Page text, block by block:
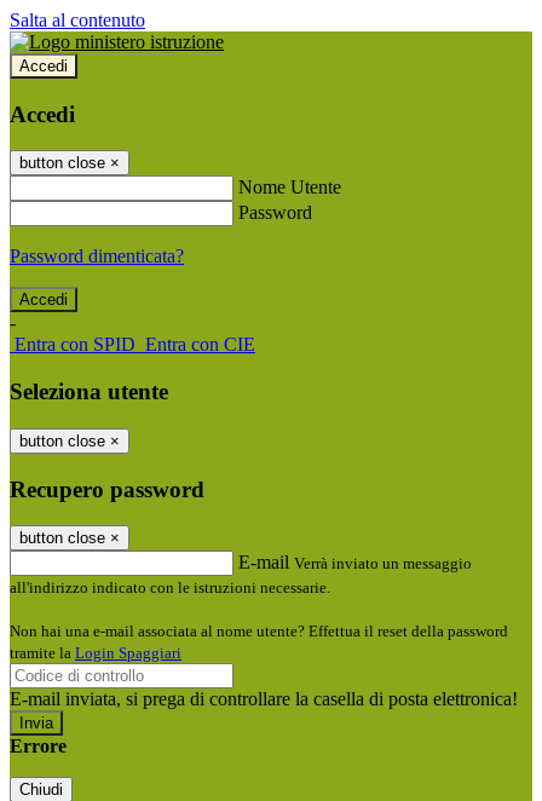
Salta al contenuto
Accedi
Accedi
button close ×
Nome Utente
Password
Password dimenticata?
-
Entra con SPID Entra con CIE
Seleziona utente
button close ×
Recupero password
button close ×
E-mail Verrà inviato un messaggio
all'indirizzo indicato con le istruzioni necessarie.
Non hai una e-mail associata al nome utente? Effettua il reset della password
tramite la Login Spaggiari
E-mail inviata, si prega di controllare la casella di posta elettronica!
Errore
Chiudi